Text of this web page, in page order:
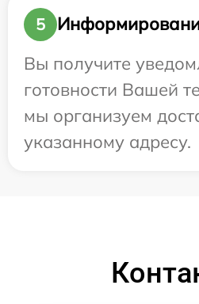
5
Вы получите
готовности Вашей
мы организуем
указанному адресу.